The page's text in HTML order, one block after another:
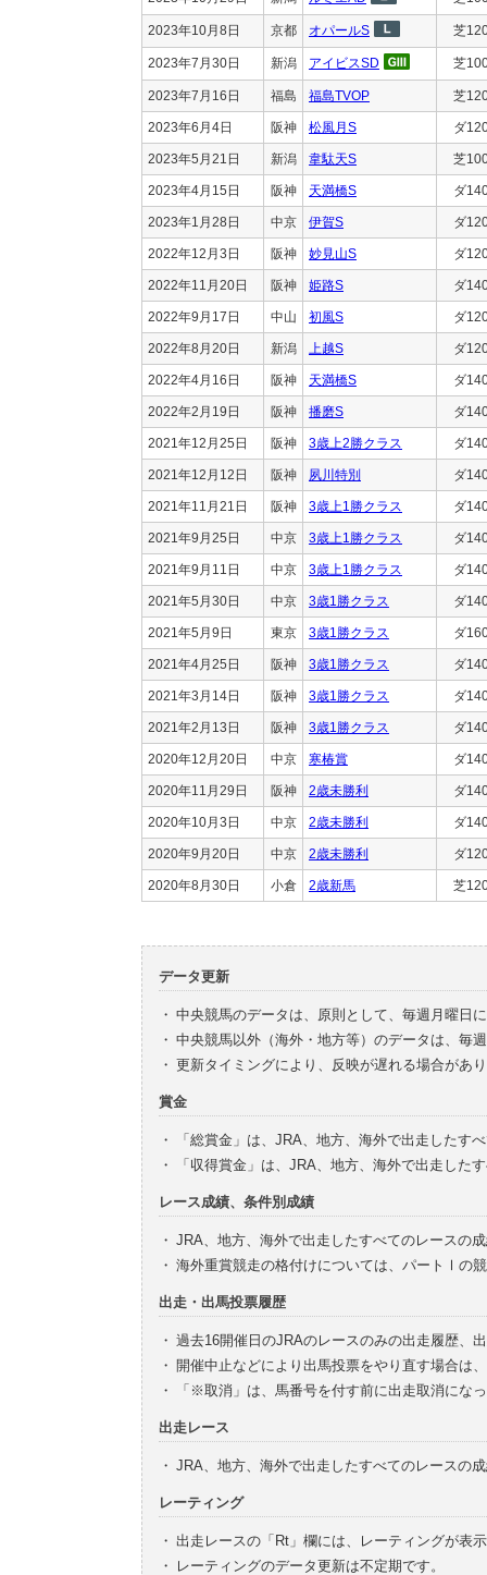
2023年10月8日 京都 オパールS 芝
2023年7月30日 新潟 アイビスSD 芝
2023年7月16日 福島 福島TVOP 芝
2023年6月4日 阪神 松風月S ダ
2023年5月21日 新潟 韋駄天S 芝
2023年4月15日 阪神 天満橋S ダ
2023年1月28日 中京 伊賀S ダ
2022年12月3日 阪神 妙見山S ダ
2022年11月20日 阪神 姫路S ダ
2022年9月17日 中山 初風S ダ
2022年8月20日 新潟 上越S ダ
2022年4月16日 阪神 天満橋S ダ
2022年2月19日 阪神 播磨S ダ
2021年12月25日 阪神 3歳上2勝クラス ダ
2021年12月12日 阪神 夙川特別 ダ
2021年11月21日 阪神 3歳上1勝クラス ダ
2021年9月25日 中京 3歳上1勝クラス ダ
2021年9月11日 中京 3歳上1勝クラス ダ
2021年5月30日 中京 3歳1勝クラス ダ
2021年5月9日 東京 3歳1勝クラス ダ
2021年4月25日 阪神 3歳1勝クラス ダ
2021年3月14日 阪神 3歳1勝クラス ダ
2021年2月13日 阪神 3歳1勝クラス ダ
2020年12月20日 中京 寒椿賞 ダ
2020年11月29日 阪神 2歳未勝利 ダ
2020年10月3日 中京 2歳未勝利 ダ
2020年9月20日 中京 2歳未勝利 ダ
2020年8月30日 小倉 2歳新馬 芝
データ更新
・ 中央競馬のデータは、原則として、毎週月曜日
・ 中央競馬以外（海外・地方等）のデータは、毎
・ 更新タイミングにより、反映が遅れる場合があ
賞金
・
「総賞金」は、JRA、地方、海外で出走したす
・
「収得賞金」は、JRA、地方、海外で出走した
レース成績、条件別成績
・ JRA、地方、海外で出走したすべてのレースの
・ 海外重賞競走の格付けについては、パートⅠの
出走・出馬投票履歴
・ 過去16開催日のJRAのレースのみの出走履歴、
・ 開催中止などにより出馬投票をやり直す場合は
・
「※取消」は、馬番号を付す前に出走取消にな
出走レース
・ JRA、地方、海外で出走したすべてのレースの
レーティング
・ 出走レースの「Rt」欄には、レーティングが表
・
レーティングのデータ更新は不定期です。